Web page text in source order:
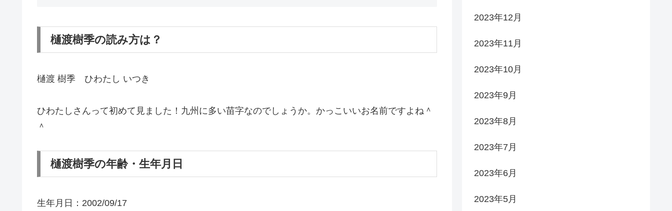
樋渡樹季の読み方は？
樋渡 樹季 ひわたし いつき
ひわたしさんって初めて見ました！九州に多い苗字なのでしょうか。かっこいいお名前ですよね＾
＾
樋渡樹季の年齢・生年月日
生年月日： 2002/09/17
2023年12月
2023年11月
2023年10月
2023年9月
2023年8月
2023年7月
2023年6月
2023年5月